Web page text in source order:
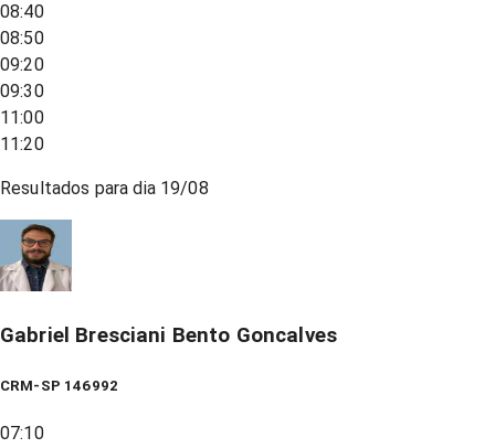
08:40
08:50
09:20
09:30
11:00
11:20
Resultados para dia 19/08
Gabriel Bresciani Bento Goncalves
CRM-SP 146992
07:10